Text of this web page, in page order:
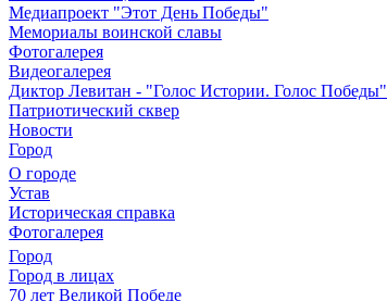
Медиапроект "Этот День Победы"
Мемориалы воинской славы
Фотогалерея
Видеогалерея
Диктор Левитан - "Голос Истории. Голос Победы"
Патриотический сквер
Новости
Город
О городе
Устав
Историческая справка
Фотогалерея
Город
Город в лицах
70 лет Великой Победе